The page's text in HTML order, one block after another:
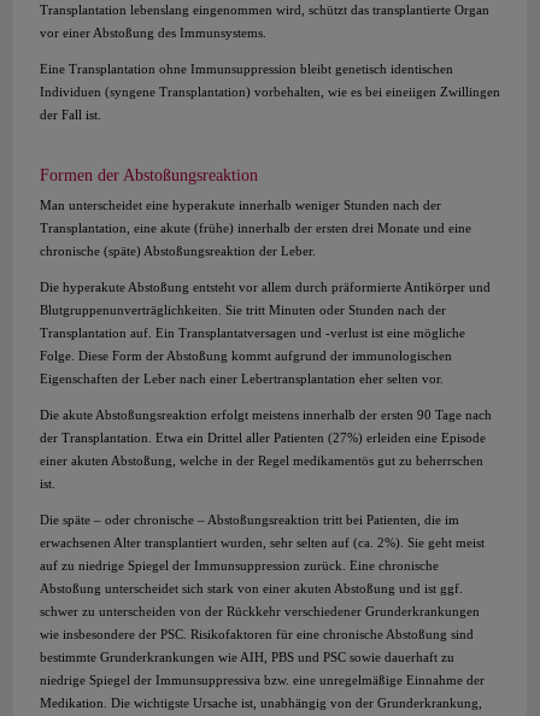
Transplantation lebenslang eingenommen wird, schützt das transplantierte Organ
vor einer Abstoßung des Immunsystems.
Eine Transplantation ohne Immunsuppression bleibt genetisch identischen
Individuen (syngene Transplantation) vorbehalten, wie es bei eineiigen Zwillingen
der Fall ist.
Formen der Abstoßungsreaktion
Man unterscheidet eine hyperakute innerhalb weniger Stunden nach der
Transplantation, eine akute (frühe) innerhalb der ersten drei Monate und eine
chronische (späte) Abstoßungsreaktion der Leber.
Die hyperakute Abstoßung entsteht vor allem durch präformierte Antikörper und
Blutgruppenunverträglichkeiten. Sie tritt Minuten oder Stunden nach der
Transplantation auf. Ein Transplantatversagen und -verlust ist eine mögliche
Folge. Diese Form der Abstoßung kommt aufgrund der immunologischen
Eigenschaften der Leber nach einer Lebertransplantation eher selten vor.
Die akute Abstoßungsreaktion erfolgt meistens innerhalb der ersten 90 Tage nach
der Transplantation. Etwa ein Drittel aller Patienten (27%) erleiden eine Episode
einer akuten Abstoßung, welche in der Regel medikamentös gut zu beherrschen
ist.
Die späte – oder chronische – Abstoßungsreaktion tritt bei Patienten, die im
erwachsenen Alter transplantiert wurden, sehr selten auf (ca. 2%). Sie geht meist
auf zu niedrige Spiegel der Immunsuppression zurück. Eine chronische
Abstoßung unterscheidet sich stark von einer akuten Abstoßung und ist ggf.
schwer zu unterscheiden von der Rückkehr verschiedener Grunderkrankungen
wie insbesondere der PSC. Risikofaktoren für eine chronische Abstoßung sind
bestimmte Grunderkrankungen wie AIH, PBS und PSC sowie dauerhaft zu
niedrige Spiegel der Immunsuppressiva bzw. eine unregelmäßige Einnahme der
Medikation. Die wichtigste Ursache ist, unabhängig von der Grunderkrankung,